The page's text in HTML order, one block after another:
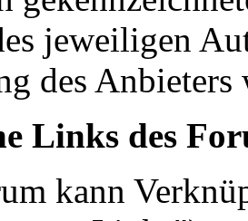
jeweiligen
des Anbieters
Links des
kann